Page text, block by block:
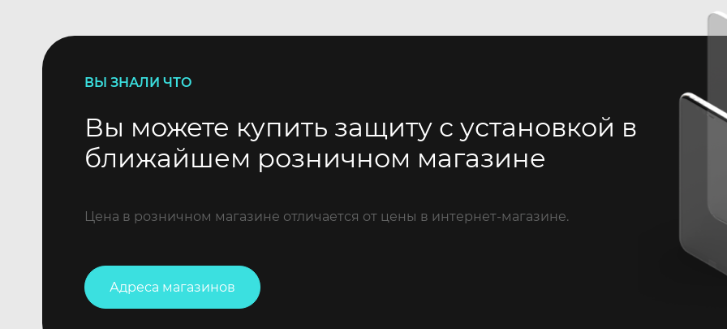
ВЫ ЗНАЛИ ЧТО
Вы можете купить защиту с установкой в
ближайшем розничном магазине
Цена в розничном магазине отличается от цены в интернет-магазине.
Адреса магазинов